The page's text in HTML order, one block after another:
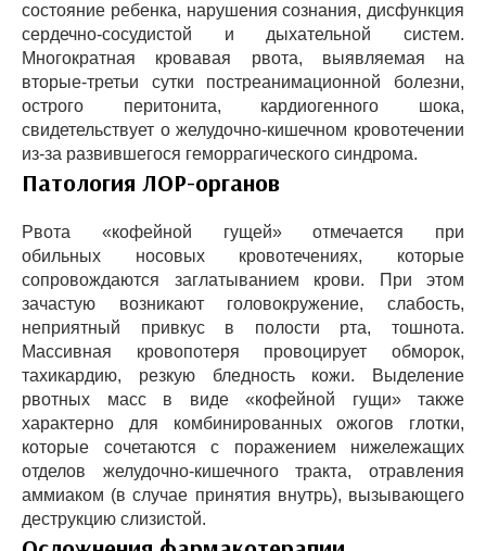
состояние ребенка, нарушения сознания, дисфункция
сердечно-сосудистой и дыхательной систем.
Многократная кровавая рвота, выявляемая на
вторые-третьи сутки постреанимационной болезни,
острого перитонита, кардиогенного шока,
свидетельствует о желудочно-кишечном кровотечении
из-за развившегося геморрагического синдрома.
Патология ЛОР-органов
Рвота «кофейной гущей» отмечается при
обильных носовых кровотечениях, которые
сопровождаются заглатыванием крови. При этом
зачастую возникают головокружение, слабость,
неприятный привкус в полости рта, тошнота.
Массивная кровопотеря провоцирует обморок,
тахикардию, резкую бледность кожи. Выделение
рвотных масс в виде «кофейной гущи» также
характерно для комбинированных ожогов глотки,
которые сочетаются с поражением нижележащих
отделов желудочно-кишечного тракта, отравления
аммиаком (в случае принятия внутрь), вызывающего
деструкцию слизистой.